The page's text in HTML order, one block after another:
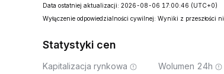
Data ostatniej aktualizacji: 2026-08-06 17:00:46 (UTC+0)
Wyłączenie odpowiedzialności cywilnej: Wyniki z przeszłości
Statystyki cen
Kapitalizacja rynkowa Wolumen 24h